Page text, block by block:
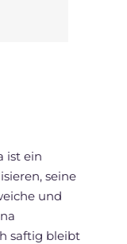
ist ein
seine
und
saftig bleibt